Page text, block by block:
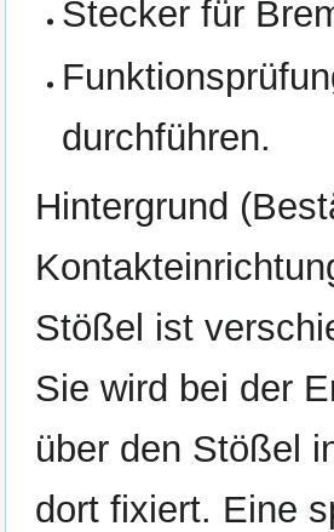
Stecker für
durchführen.
Hintergrund
Stößel ist
Sie wird bei der
über den Stößel
dort fixiert. Eine